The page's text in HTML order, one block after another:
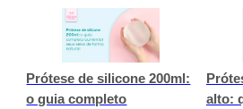
Prótese de silicone 200ml:
o guia completo
alto: